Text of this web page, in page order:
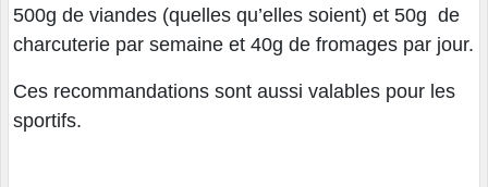
500g de viandes (quelles qu’elles soient) et 50g de
charcuterie par semaine et 40g de fromages par jour.
Ces recommandations sont aussi valables pour les
sportifs.